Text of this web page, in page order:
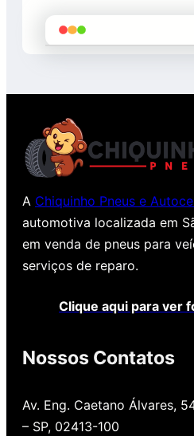
A Chiquinho Pneus e
automotiva localizada em
em venda de pneus para
serviços de reparo.
Clique aqui para ver
Nossos Contatos
Av. Eng. Caetano Álvares,
– SP, 02413-100